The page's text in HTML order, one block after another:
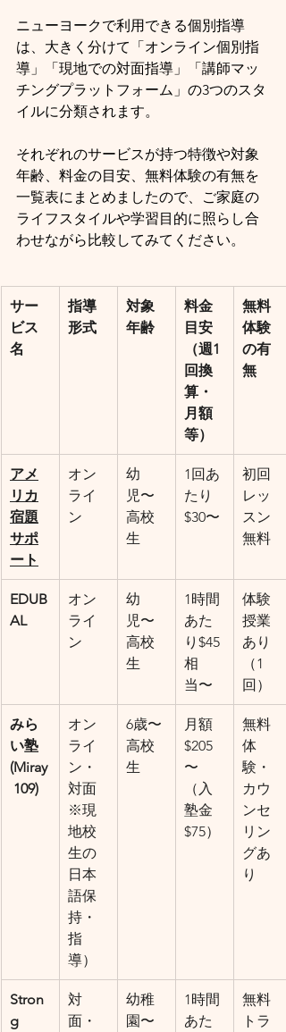
ニューヨークで利用できる個別指導
は、大きく分けて「オンライン個別指
導」「現地での対面指導」「講師マッ
チングプラットフォーム」の3つのスタ
イルに分類されます。
それぞれのサービスが持つ特徴や対象
年齢、料金の目安、無料体験の有無を
一覧表にまとめましたので、ご家庭の
ライフスタイルや学習目的に照らし合
わせながら比較してみてください。
サー
ビス
名
指導
形式
対象
年齢
料金
目安
（週1
回換
算・
月額
等）
無料
体験
の有
無
アメ
リカ
宿題
サポ
ート
オン
ライ
ン
幼
児〜
高校
生
1回あ
たり
$30〜
初回
レッ
スン
無料
EDUB
AL
オン
ライ
ン
幼
児〜
高校
生
1時間
あた
り$45
相
当〜
体験
授業
あり
（1
回）
みら
い塾
(Miray
109)
オン
ライ
ン・
対面
※現
地校
生の
日本
語保
持・
指
導）
6歳〜
高校
生
月額
$205
〜
（入
塾金
$75）
無料
体
験・
カウ
ンセ
リン
グあ
り
Stron
g
対
面・
幼稚
園〜
1時間
あた
無料
トラ